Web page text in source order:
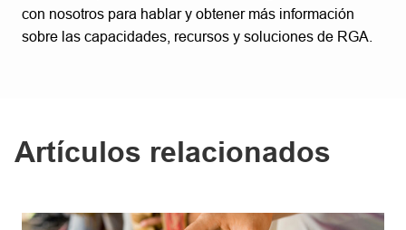
con nosotros para hablar y obtener más información
sobre las capacidades, recursos y soluciones de RGA.
Artículos relacionados